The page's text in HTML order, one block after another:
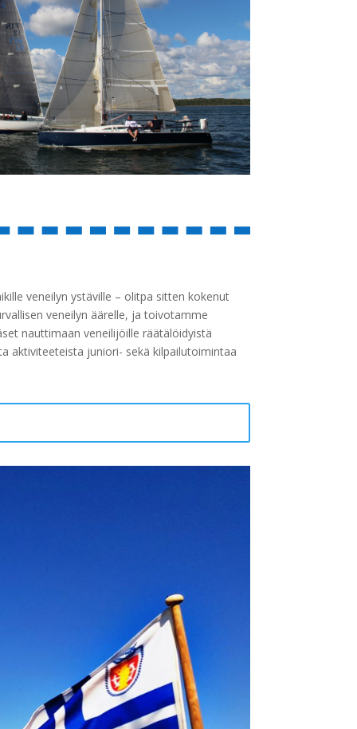
veneilyn ystäville – olitpa sitten kokenut
veneilyn äärelle, ja toivotamme
nauttimaan veneilijöille räätälöidyistä
aktiviteeteista juniori- sekä kilpailutoimintaa